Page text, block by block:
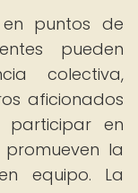
en puntos de
pueden
colectiva,
aficionados
participar en
la
equipo. La